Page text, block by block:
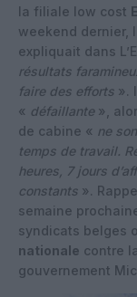
la filiale low cost
weekend dernier,
expliquait dans
résultats
faire des efforts ».
« défaillante »,
de cabine « ne
temps de travail.
heures, 7 jours
constants ».
semaine
syndicats belges
nationale contre
gouvernement